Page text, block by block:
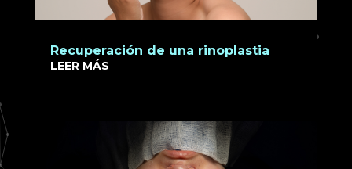
Recuperación de una rinoplastia
LEER MÁS